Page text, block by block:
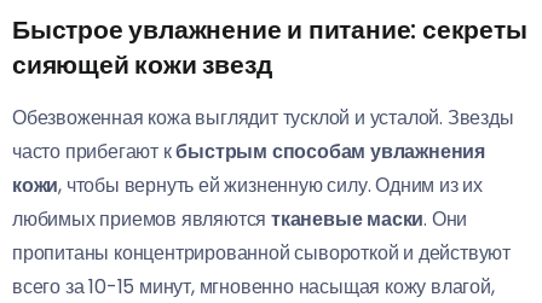
Быстрое увлажнение и питание: секреты
сияющей кожи звезд
Обезвоженная кожа выглядит тусклой и усталой. Звезды
часто прибегают кбыстрым способам увлажнения
кожи, чтобы вернуть ей жизненную силу. Одним из их
любимых приемов являютсятканевые маски. Они
пропитаны концентрированной сывороткой и действуют
всего за 10-15 минут, мгновенно насыщая кожу влагой,